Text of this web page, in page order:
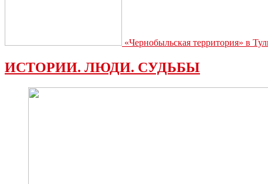
«Чернобыльская территория» в
ИСТОРИИ. ЛЮДИ. СУДЬБЫ